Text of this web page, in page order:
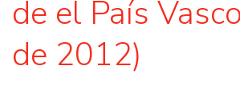
de el País
de 2012)